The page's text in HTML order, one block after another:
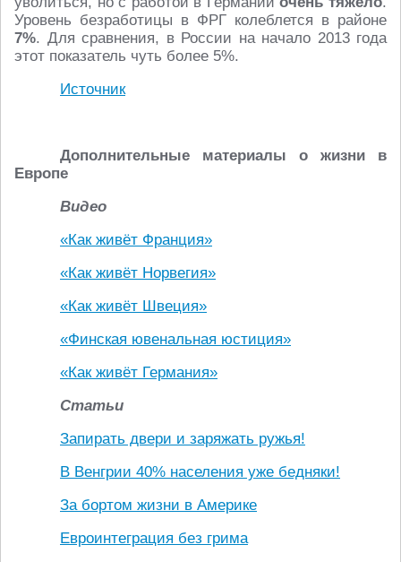
Уровень безработицы в ФРГ колеблется в районе
7%. Для сравнения, в России на начало 2013 года
этот показатель чуть более 5%.
Источник
Дополнительные материалы о жизни в
Европе
Видео
«Как живёт Франция»
«Как живёт Норвегия»
«Как живёт Швеция»
«Финская ювенальная юстиция»
«Как живёт Германия»
Статьи
Запирать двери и заряжать ружья!
В Венгрии 40% населения уже бедняки!
За бортом жизни в Америке
Евроинтеграция без грима